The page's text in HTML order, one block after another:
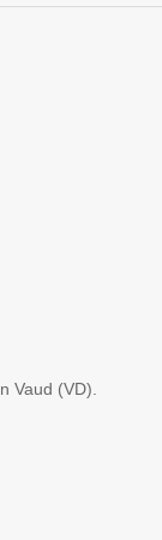
Vaud (VD).